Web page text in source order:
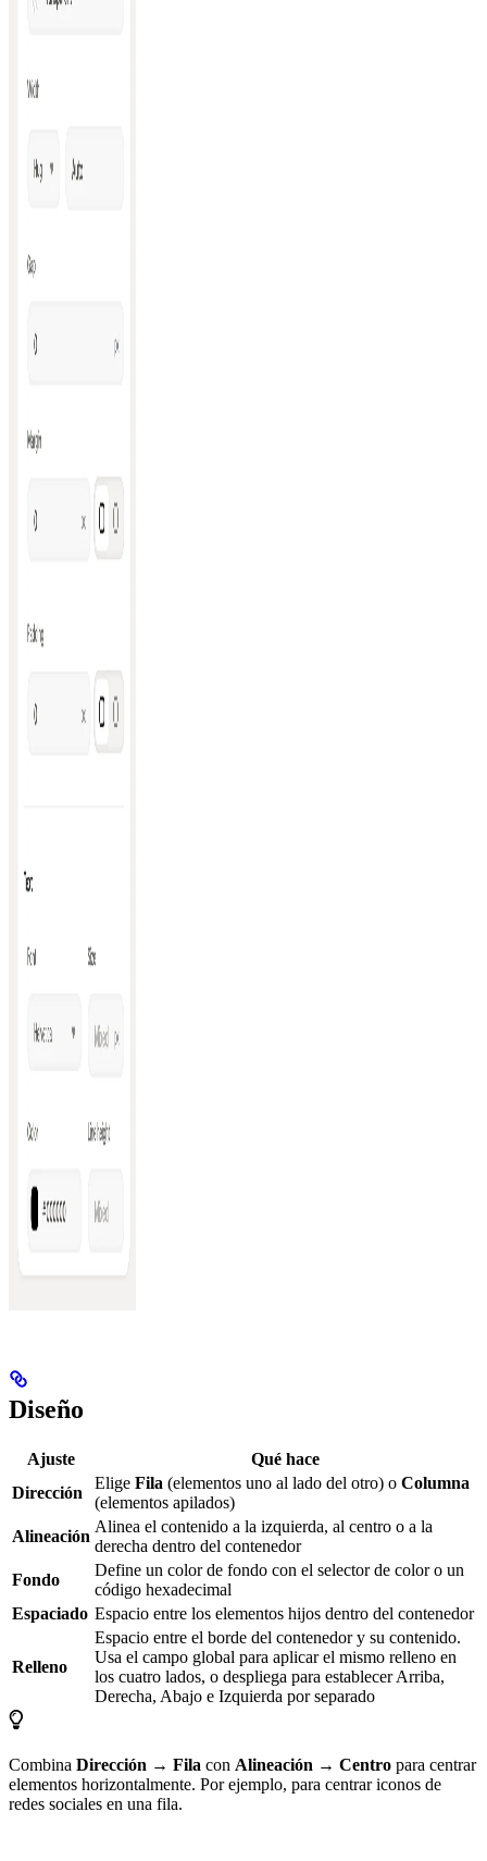
Diseño
Ajuste
Qué hace
Dirección
Elige Fila (elementos uno al lado del otro) o Columna
(elementos apilados)
Alineación
Alinea el contenido a la izquierda, al centro o a la
derecha dentro del contenedor
Fondo
Define un color de fondo con el selector de color o un
código hexadecimal
Espaciado Espacio entre los elementos hijos dentro del contenedor
Relleno
Espacio entre el borde del contenedor y su contenido.
Usa el campo global para aplicar el mismo relleno en
los cuatro lados, o despliega para establecer Arriba,
Derecha, Abajo e Izquierda por separado
Combina Dirección → Fila con Alineación → Centro para centrar
elementos horizontalmente. Por ejemplo, para centrar iconos de
redes sociales en una fila.